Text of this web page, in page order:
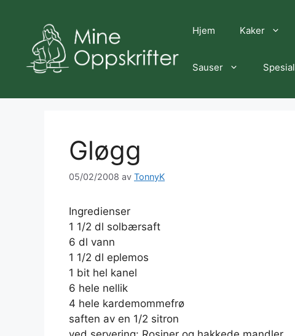
Hjem Kaker
Sauser Spesial
Gløgg
05/02/2008 av TonnyK
Ingredienser
1 1/2 dl solbærsaft
6 dl vann
1 1/2 dl eplemos
1 bit hel kanel
6 hele nellik
4 hele kardemommefrø
saften av en 1/2 sitron